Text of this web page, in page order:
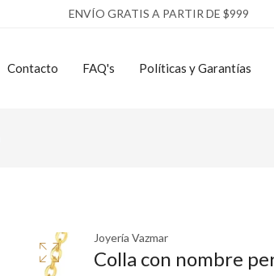
ENVÍO GRATIS A PARTIR DE $999
Contacto FAQ's Políticas y Garantías
Joyería Vazmar
Colla con nombre